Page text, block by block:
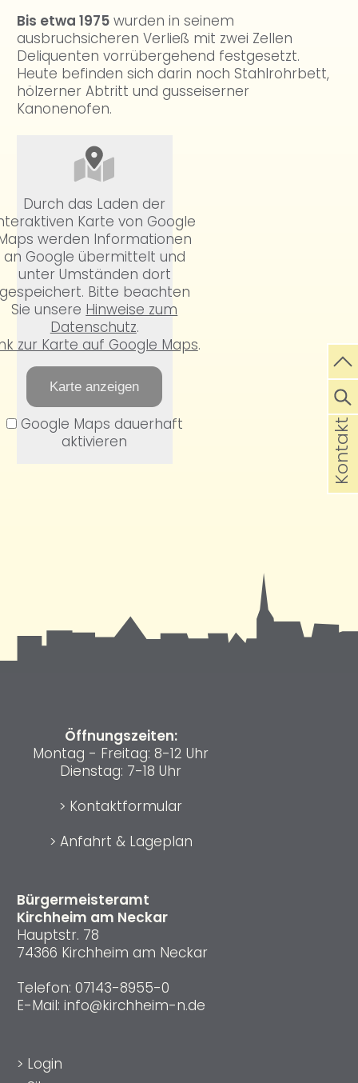
Bis etwa 1975 wurden in seinem
ausbruchsicheren Verließ mit zwei Zellen
Deliquenten vorrübergehend festgesetzt.
Heute befinden sich darin noch Stahlrohrbett,
hölzerner Abtritt und gusseiserner
Kanonenofen.
Durch das Laden der
Karte von Google
werden Informationen
an Google übermittelt und
unter Umständen dort
Bitte beachten
Sie unsere Hinweise zum
Datenschutz.
zur Karte auf Google Maps.
Karte anzeigen
Google Maps dauerhaft
aktivieren
Bürgermeisteramt
Kirchheim am Neckar
Hauptstr. 78
74366 Kirchheim am Neckar
Telefon: 07143-8955-0
E-Mail: info@kirchheim-n.de
Öffnungszeiten:
Montag - Freitag: 8-12 Uhr
Dienstag: 7-18 Uhr
> Kontaktformular
> Anfahrt & Lageplan
> Login
Kontakt